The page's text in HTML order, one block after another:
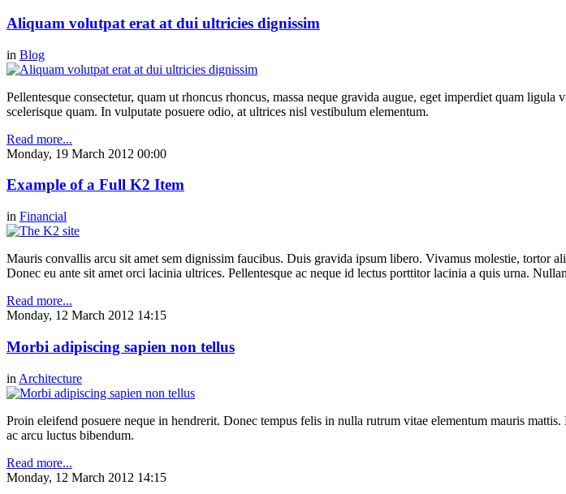
Aliquam volutpat erat at dui ultricies dignissim
in Blog
Pellentesque consectetur, quam ut rhoncus rhoncus, massa neque gravida augue, eget imperdiet quam
scelerisque quam. In vulputate posuere odio, at ultrices nisl vestibulum elementum.
Read more...
Monday, 19 March 2012 00:00
Example of a Full K2 Item
in Financial
Mauris convallis arcu sit amet sem dignissim faucibus. Duis gravida ipsum libero. Vivamus molestie, tortor
Donec eu ante sit amet orci lacinia ultrices. Pellentesque ac neque id lectus porttitor lacinia a quis urna.
Read more...
Monday, 12 March 2012 14:15
Morbi adipiscing sapien non tellus
in Architecture
Proin eleifend posuere neque in hendrerit. Donec tempus felis in nulla rutrum vitae elementum mauris
ac arcu luctus bibendum.
Read more...
Monday, 12 March 2012 14:15